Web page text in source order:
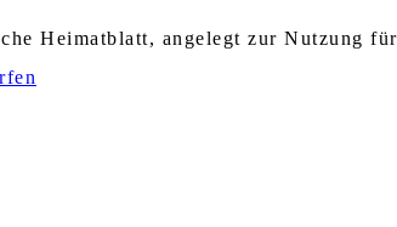
Heimatblatt, angelegt zur Nutzung